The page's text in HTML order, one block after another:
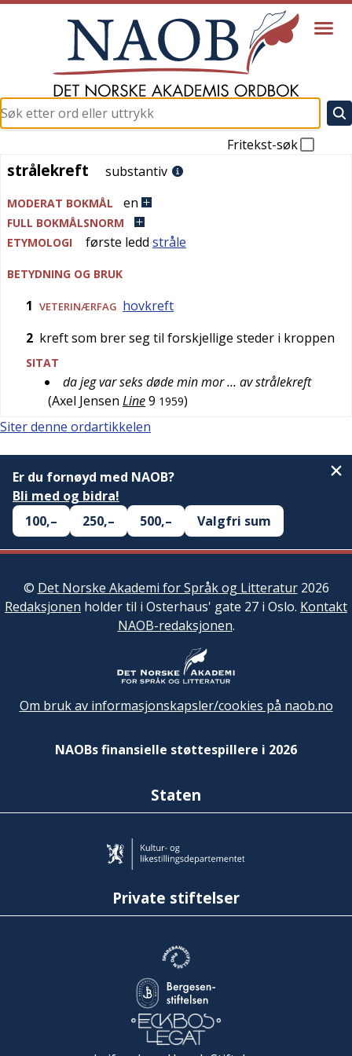
Fritekst-søk
strålekreft
strålekreft substantiv
MODERAT BOKMÅL en
FULL BOKMÅLSNORM
ETYMOLOGI
første ledd stråle
BETYDNING OG BRUK
1 VETERINÆRFAG hovkreft
2 kreft som brer seg til forskjellige steder i kroppen
SITAT
da jeg var seks døde min mor … av strålekreft
(Axel Jensen Line9 1959)
Siter denne ordartikkelen
Er du fornøyd med NAOB?
Bli med og bidra!
100,–
250,– 500,– Valgfri sum
© Det Norske Akademi for Språk og Litteratur2026
Redaksjonen holder til i Osterhaus' gate 27 i Oslo. Kontakt
NAOB-redaksjonen.
Om bruk av informasjonskapsler/cookies på naob.no
NAOBs finansielle støttespillere i 2026
Staten
Private stiftelser